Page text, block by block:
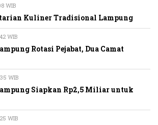
WIB
Kuliner Tradisional Lampung
WIB
Rotasi Pejabat, Dua Camat
WIB
Siapkan Rp2,5 Miliar untuk
WIB